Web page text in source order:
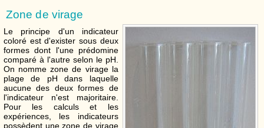
Zone de virage
Le principe d'un indicateur
coloré est d'exister sous deux
formes dont l'une prédomine
comparé à l'autre selon le pH.
On nomme zone de virage la
plage de pH dans laquelle
aucune des deux formes de
l'indicateur n'est majoritaire.
Pour les calculs et les
expériences, les indicateurs
possèdent une zone de virage